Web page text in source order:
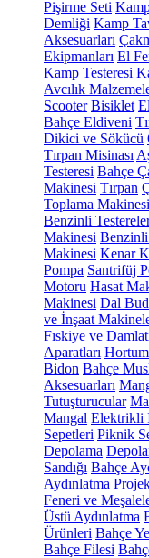
Pişirme Seti
Demliği Kamp
Aksesuarları
Ekipmanları El
Kamp Testeresi
Avcılık
Scooter Bisiklet
Bahçe Eldiveni
Dikici ve Sökücü
Tırpan Misinası
Testeresi Bahçe
Makinesi Tırpan
Toplama Makinesi
Benzinli
Makinesi
Makinesi Kenar
Pompa Santrifüj
Motoru Hasat
Makinesi Dal
ve İnşaat
Fıskiye ve
Aparatları Hortum
Bidon Bahçe
Aksesuarları
Tutuşturucular
Mangal Elektrikli
Sepetleri Piknik
Depolama
Sandığı Bahçe
Aydınlatma
Feneri ve
Üstü Aydınlatma
Ürünleri Bahçe
Bahçe Filesi